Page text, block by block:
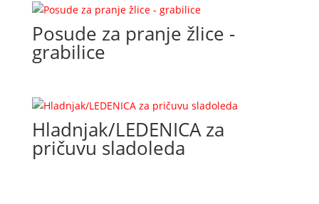
Posude za pranje žlice -
grabilice
Hladnjak/LEDENICA za
pričuvu sladoleda